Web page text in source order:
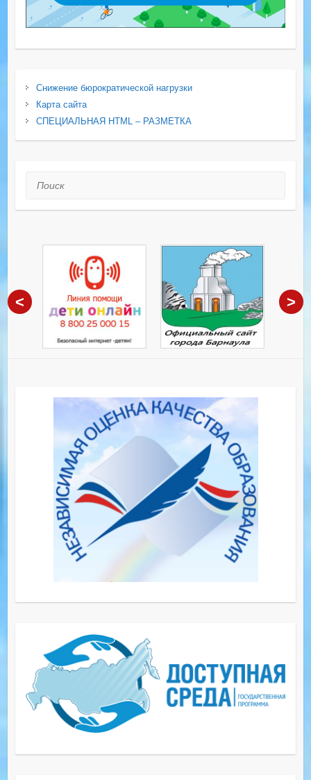
Снижение бюрократической нагрузки
Карта сайта
СПЕЦИАЛЬНАЯ HTML – РАЗМЕТКА
Поиск
< >